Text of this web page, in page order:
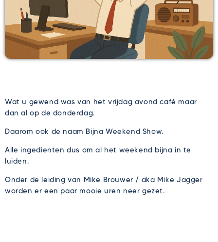
Wat u gewend was van het vrijdag avond café maar
dan al op de donderdag.
Daarom ook de naam Bijna Weekend Show.
Alle ingedienten dus om al het weekend bijna in te
luiden.
Onder de leiding van Mike Brouwer / aka Mike Jagger
worden er een paar mooie uren neer gezet.